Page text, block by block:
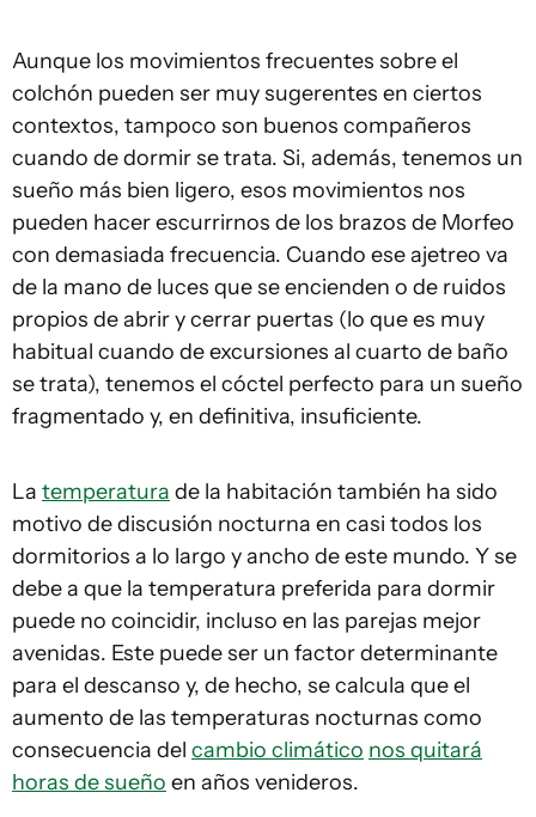
Aunque los movimientos frecuentes sobre el
colchón pueden ser muy sugerentes en ciertos
contextos, tampoco son buenos compañeros
cuando de dormir se trata. Si, además, tenemos un
sueño más bien ligero, esos movimientos nos
pueden hacer escurrirnos de los brazos de Morfeo
con demasiada frecuencia. Cuando ese ajetreo va
de la mano de luces que se encienden o de ruidos
propios de abrir y cerrar puertas (lo que es muy
habitual cuando de excursiones al cuarto de baño
se trata), tenemos el cóctel perfecto para un sueño
fragmentado y, en definitiva, insuficiente.
La temperatura de la habitación también ha sido
motivo de discusión nocturna en casi todos los
dormitorios a lo largo y ancho de este mundo. Y se
debe a que la temperatura preferida para dormir
puede no coincidir, incluso en las parejas mejor
avenidas. Este puede ser un factor determinante
para el descanso y, de hecho, se calcula que el
aumento de las temperaturas nocturnas como
consecuencia del cambio climático nos quitará
horas de sueño en años venideros.